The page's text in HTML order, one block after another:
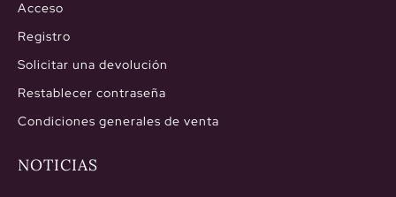
Acceso
Registro
Solicitar una devolución
Restablecer contraseña
Condiciones generales de venta
NOTICIAS